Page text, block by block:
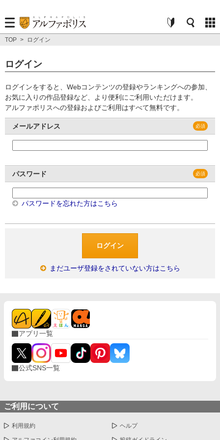
TOP > ログイン
ログイン
ログインをすると、Webコンテンツの登録やランキングへの参加、
お気に入りの作品登録など、より便利にご利用いただけます。
アルファポリスへの登録およびご利用はすべて無料です。
メールアドレス
パスワード
パスワードを忘れた方はこちら
まだユーザ登録をされていない方はこちら
アプリ一覧
公式SNS一覧
ご利用について
利用規約 ヘルプ